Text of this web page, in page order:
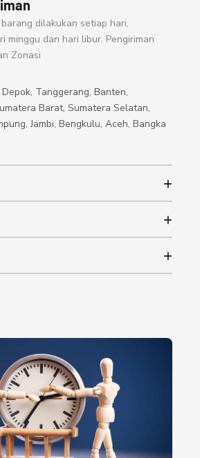
dilakukan setiap hari,
minggu dan hari libur. Pengiriman
Zonasi
Tanggerang, Banten,
Barat, Sumatera Selatan,
Jambi, Bengkulu, Aceh, Bangka